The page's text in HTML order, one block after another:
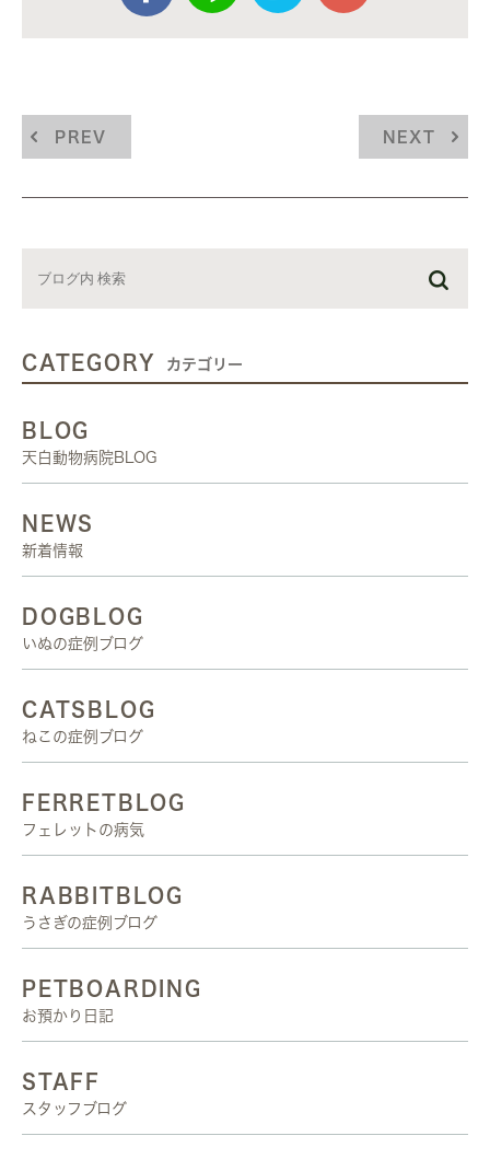
PREV NEXT
CATEGORY カテゴリー
BLOG
天白動物病院BLOG
NEWS
新着情報
DOGBLOG
いぬの症例ブログ
CATSBLOG
ねこの症例ブログ
FERRETBLOG
フェレットの病気
RABBITBLOG
うさぎの症例ブログ
PETBOARDING
お預かり日記
STAFF
スタッフブログ